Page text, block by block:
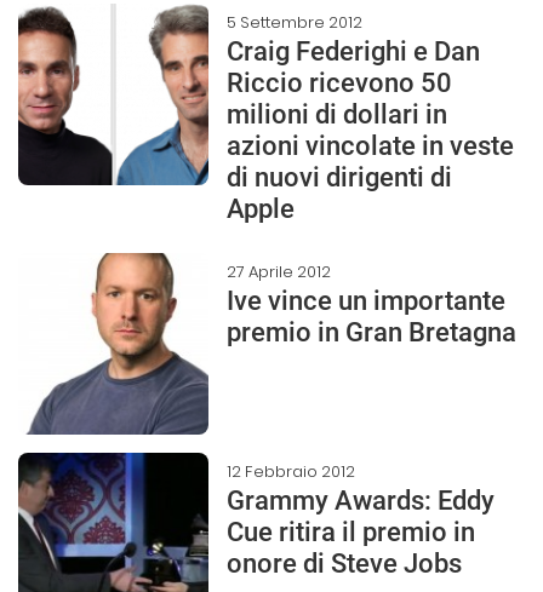
5 Settembre 2012
Craig Federighi e Dan
Riccio ricevono 50
milioni di dollari in
azioni vincolate in veste
di nuovi dirigenti di
Apple
27 Aprile 2012
Ive vince un importante
premio in Gran Bretagna
12 Febbraio 2012
Grammy Awards: Eddy
Cue ritira il premio in
onore di Steve Jobs